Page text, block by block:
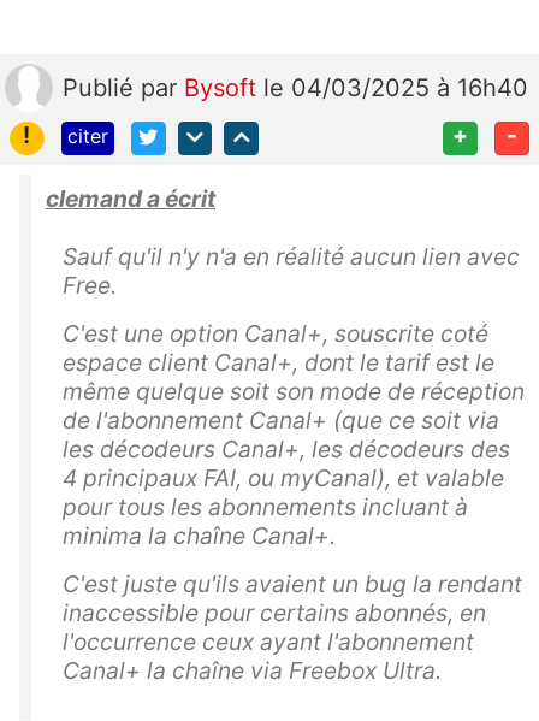
Publié par Bysoft le 04/03/2025 à 16h40
!
citer + -
clemand a écrit
Sauf qu'il n'y n'a en réalité aucun lien avec
Free.
C'est une option Canal+, souscrite coté
espace client Canal+, dont le tarif est le
même quelque soit son mode de réception
de l'abonnement Canal+ (que ce soit via
les décodeurs Canal+, les décodeurs des
4 principaux FAI, ou myCanal), et valable
pour tous les abonnements incluant à
minima la chaîne Canal+.
C'est juste qu'ils avaient un bug la rendant
inaccessible pour certains abonnés, en
l'occurrence ceux ayant l'abonnement
Canal+ la chaîne via Freebox Ultra.